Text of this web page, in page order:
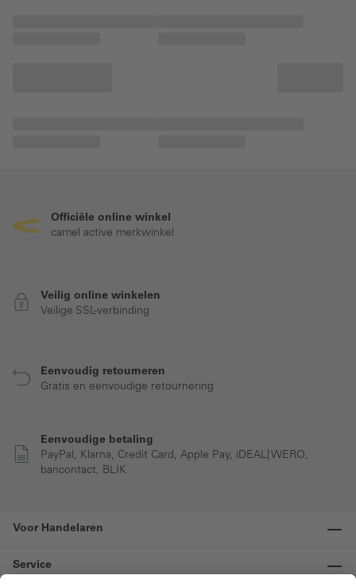
Officiële online winkel
camel active merkwinkel
Veilig online winkelen
Veilige SSL-verbinding
Eenvoudig retourneren
Gratis en eenvoudige retournering
Eenvoudige betaling
PayPal, Klarna, Credit Card, Apple Pay, iDEAL| WERO,
bancontact, BLIK
Voor Handelaren
Service